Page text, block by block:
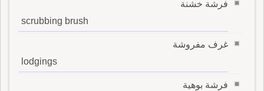
فرشة خشنة
scrubbing brush
غرف مفروشة
lodgings
فرشة بوهية